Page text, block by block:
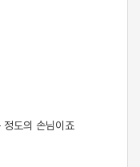
도의 손님이죠